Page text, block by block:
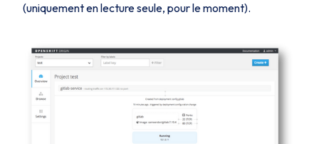
(uniquement en lecture seule, pour le moment).